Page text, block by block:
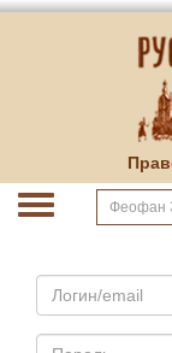
Email
Пароль